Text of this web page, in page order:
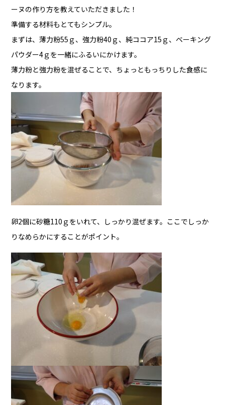
ーヌの作り方を教えていただきました！
準備する材料もとてもシンプル。
まずは、薄力粉55ｇ、強力粉40ｇ、純ココア15ｇ、ベーキング
パウダー4ｇを一緒にふるいにかけます。
薄力粉と強力粉を混ぜることで、ちょっともっちりした食感に
なります。
卵2個に砂糖110ｇをいれて、しっかり混ぜます。ここでしっか
りなめらかにすることがポイント。